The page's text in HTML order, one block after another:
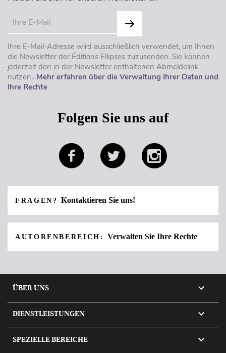
Ihre E-Mail-Adresse wird ausschließlich verwendet, um Ihnen
die Newsletter der Éditions Ellipses zuzusenden. Sie können
jederzeit den in der Newsletter enthaltenen Abmeldelink
nutzen.. Mehr erfahren über die Verwaltung Ihrer Daten und
Ihre Rechte
Folgen Sie uns auf
FRAGEN?Kontaktieren Sie uns!
AUTORENBEREICH:Verwalten Sie Ihre Rechte
ÜBER UNS 
DIENSTLEISTUNGEN 
SPEZIELLE BEREICHE 